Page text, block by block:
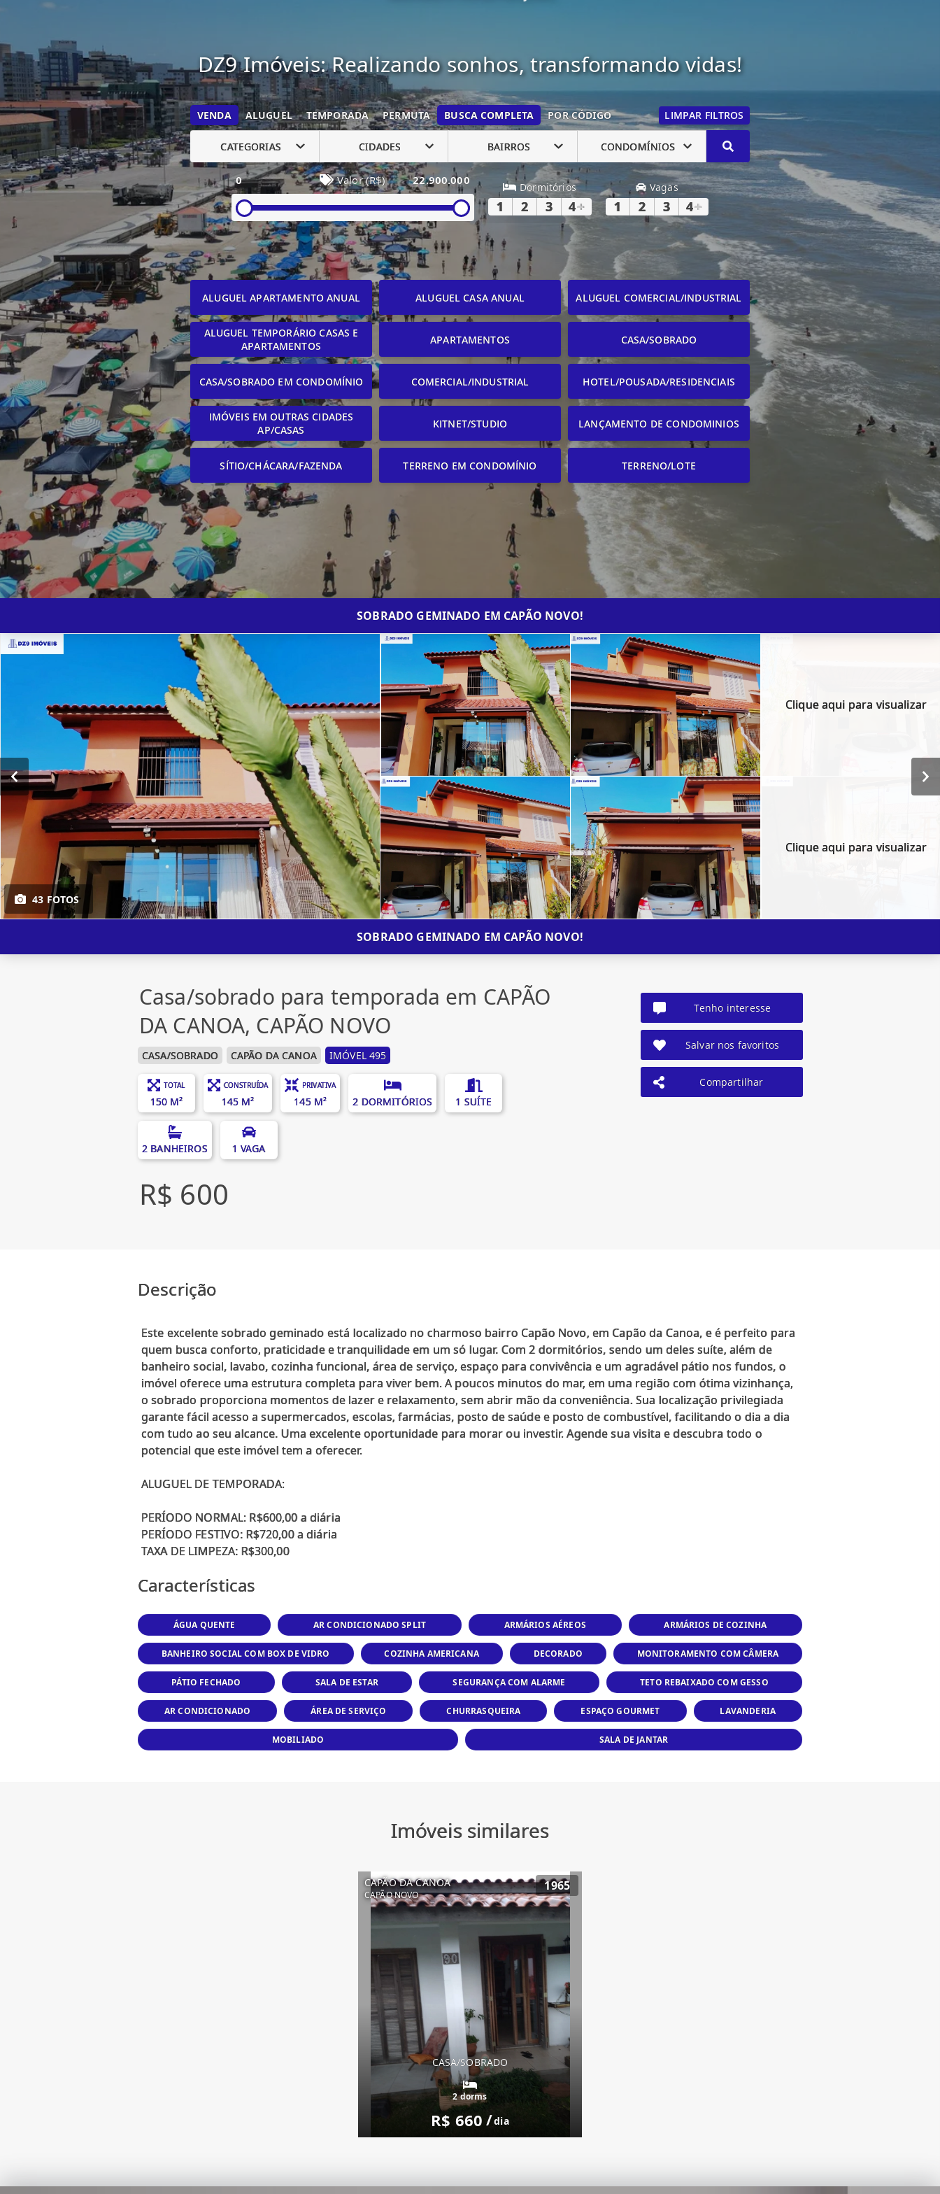
DZ9 Imóveis: Realizando sonhos, transformando vidas!
VENDA ALUGUEL TEMPORADA PERMUTA BUSCA COMPLETA POR CÓDIGO LIMPAR FILTROS
CATEGORIAS CIDADES BAIRROS CONDOMÍNIOS
0 Valor (R$) 22.900.000 Dormitórios
1 2 3 4+
Vagas
1 2 3 4+
ALUGUEL APARTAMENTO ANUAL ALUGUEL CASA ANUAL ALUGUEL COMERCIAL/INDUSTRIAL
ALUGUEL TEMPORÁRIO CASAS E
APARTAMENTOS
APARTAMENTOS CASA/SOBRADO
CASA/SOBRADO EM CONDOMÍNIO COMERCIAL/INDUSTRIAL HOTEL/POUSADA/RESIDENCIAIS
IMÓVEIS EM OUTRAS CIDADES
AP/CASAS
KITNET/STUDIO LANÇAMENTO DE CONDOMINIOS
SÍTIO/CHÁCARA/FAZENDA TERRENO EM CONDOMÍNIO TERRENO/LOTE
SOBRADO GEMINADO EM CAPÃO NOVO!
43 FOTOS
Clique aqui para visualizar
Clique aqui para visualizar
SOBRADO GEMINADO EM CAPÃO NOVO!
Casa/sobrado para temporada em CAPÃO
DA CANOA, CAPÃO NOVO
CASA/SOBRADO CAPÃO DA CANOA IMÓVEL 495
TOTAL
150 M²
CONSTRUÍDA
145 M²
PRIVATIVA
145 M² 2 DORMITÓRIOS 1 SUÍTE
2 BANHEIROS 1 VAGA
R$ 600
Tenho interesse
Salvar nos favoritos
Compartilhar
Descrição
Este excelente sobrado geminado está localizado no charmoso bairro Capão Novo, em Capão da Canoa, e é perfeito para
quem busca conforto, praticidade e tranquilidade em um só lugar. Com 2 dormitórios, sendo um deles suíte, além de
banheiro social, lavabo, cozinha funcional, área de serviço, espaço para convivência e um agradável pátio nos fundos, o
imóvel oferece uma estrutura completa para viver bem. A poucos minutos do mar, em uma região com ótima vizinhança,
o sobrado proporciona momentos de lazer e relaxamento, sem abrir mão da conveniência. Sua localização privilegiada
garante fácil acesso a supermercados, escolas, farmácias, posto de saúde e posto de combustível, facilitando o dia a dia
com tudo ao seu alcance. Uma excelente oportunidade para morar ou investir. Agende sua visita e descubra todo o
potencial que este imóvel tem a oferecer.
ALUGUEL DE TEMPORADA:
PERÍODO NORMAL: R$600,00 a diária
PERÍODO FESTIVO: R$720,00 a diária
TAXA DE LIMPEZA: R$300,00
Características
ÁGUA QUENTE AR CONDICIONADO SPLIT ARMÁRIOS AÉREOS ARMÁRIOS DE COZINHA
BANHEIRO SOCIAL COM BOX DE VIDRO COZINHA AMERICANA DECORADO MONITORAMENTO COM CÂMERA
PÁTIO FECHADO SALA DE ESTAR SEGURANÇA COM ALARME TETO REBAIXADO COM GESSO
AR CONDICIONADO ÁREA DE SERVIÇO CHURRASQUEIRA ESPAÇO GOURMET LAVANDERIA
MOBILIADO SALA DE JANTAR
Imóveis similares
CAPÃO DA CANOA
CAPÃO NOVO
1965
CASA/SOBRADO
2 dorms
R$ 660 /dia